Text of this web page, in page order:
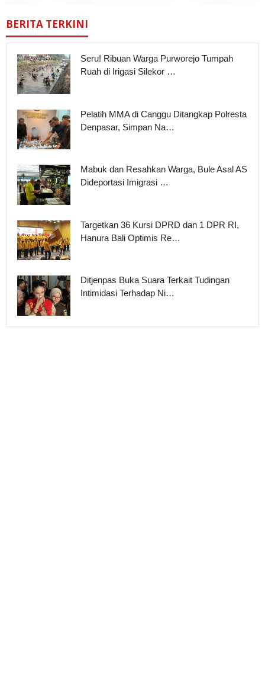
BERITA TERKINI
Seru! Ribuan Warga Purworejo Tumpah
Ruah di Irigasi Silekor …
Pelatih MMA di Canggu Ditangkap Polresta
Denpasar, Simpan Na…
Mabuk dan Resahkan Warga, Bule Asal AS
Dideportasi Imigrasi …
Targetkan 36 Kursi DPRD dan 1 DPR RI,
Hanura Bali Optimis Re…
Ditjenpas Buka Suara Terkait Tudingan
Intimidasi Terhadap Ni…